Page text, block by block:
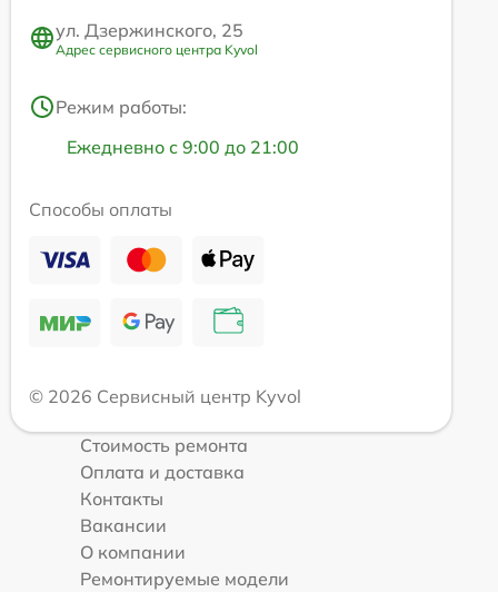
ул. Дзержинского, 25
Адрес сервисного центра Kyvol
Режим работы:
Ежедневно с 9:00 до 21:00
Способы оплаты
© 2026 Сервисный центр Kyvol
Стоимость ремонта
Оплата и доставка
Контакты
Вакансии
О компании
Ремонтируемые модели